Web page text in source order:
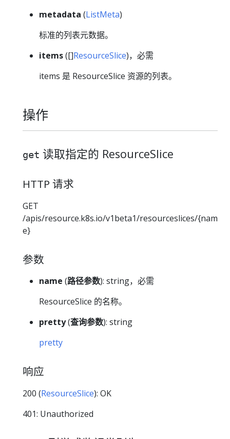
metadata (ListMeta)
标准的列表元数据。
items([]ResourceSlice)，必需
items 是 ResourceSlice 资源的列表。
操作
get 读取指定的 ResourceSlice
HTTP 请求
GET
/apis/resource.k8s.io/v1beta1/resourceslices/{nam
e}
参数
name (路径参数): string，必需
ResourceSlice 的名称。
pretty(查询参数): string
pretty
响应
200 (ResourceSlice): OK
401: Unauthorized